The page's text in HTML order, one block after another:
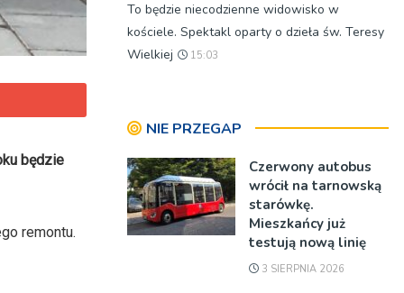
będzie
remontu.
To będzie niecodzienne widowisko w
kościele. Spektakl oparty o dzieła św. Teresy
Wielkiej
15:03
NIE PRZEGAP
Czerwony autobus
wrócił na tarnowską
starówkę.
Mieszkańcy już
testują nową linię
3 SIERPNIA 2026